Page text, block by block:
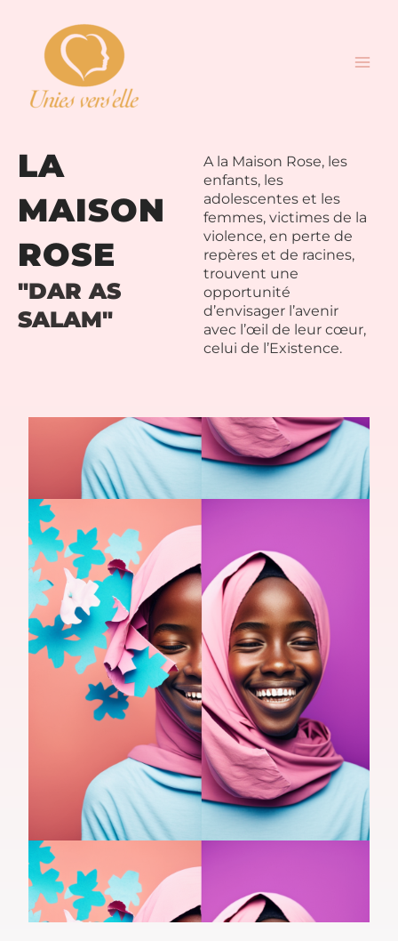
contenu
LA
MAISON
ROSE
"DAR AS
SALAM"
A la Maison Rose, les
enfants, les
adolescentes et les
femmes, victimes de la
violence, en perte de
repères et de racines,
trouvent une
opportunité
d’envisager l’avenir
avec l’œil de leur cœur,
celui de l’Existence.